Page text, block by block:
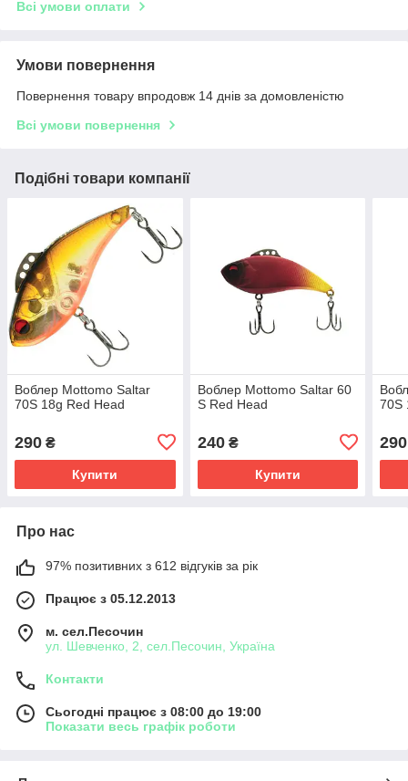
Всі умови оплати
Умови повернення
Повернення товару впродовж 14 днів за домовленістю
Всі умови повернення
Подібні товари компанії
Воблер Mottomo Saltar
70S 18g Red Head
290 ₴
Купити
Воблер Mottomo Saltar 60
S Red Head
240₴
Купити
70S
290
Про нас
97% позитивних з 612 відгуків за рік
Працює з 05.12.2013
м. сел.Песочин
ул. Шевченко, 2, сел.Песочин, Україна
Контакти
Сьогодні працює з 08:00 до 19:00
Показати весь графік роботи